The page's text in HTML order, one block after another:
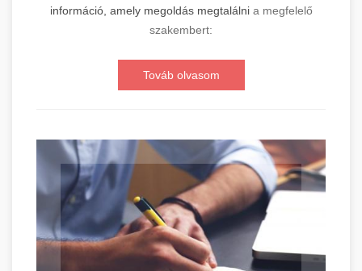
információ, amely megoldás megtalálnia megfelelő
szakembert:
Továb olvasom